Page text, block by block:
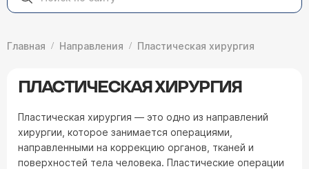
Главная Направления Пластическая хирургия
ПЛАСТИЧЕСКАЯ ХИРУРГИЯ
Пластическая хирургия — это одно из направлений
хирургии, которое занимается операциями,
направленными на коррекцию органов, тканей и
поверхностей тела человека. Пластические операции